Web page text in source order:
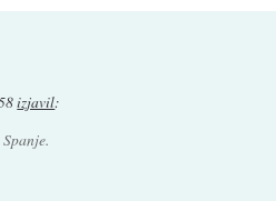
izjavil: